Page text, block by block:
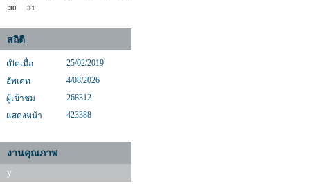
30
31
สถิติ
เปิดเมื่อ
25/02/2019
อัพเดท
4/08/2026
ผู้เข้าชม
268312
แสดงหน้า
423388
งานคุณภาพ
y